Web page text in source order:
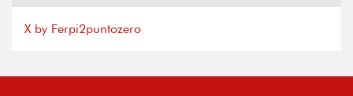
X by Ferpi2puntozero